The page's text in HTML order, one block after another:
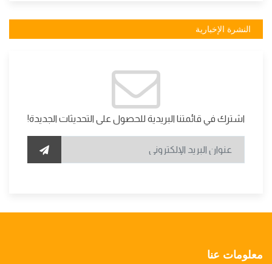
النشرة الإخبارية
اشترك في قائمتنا البريدية للحصول على التحديثات الجديدة!
معلومات عنا